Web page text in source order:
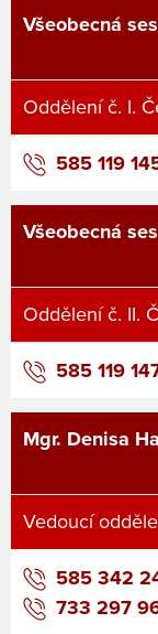
Všeobecná
Oddělení č. I.
585 119
Všeobecná
Oddělení č. II.
585 119
Mgr. Denisa
Vedoucí
585 342
733 297